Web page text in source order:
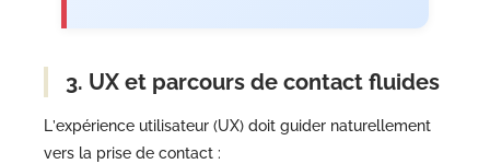
3. UX et parcours de contact fluides
L’expérience utilisateur (UX) doit guider naturellement
vers la prise de contact :